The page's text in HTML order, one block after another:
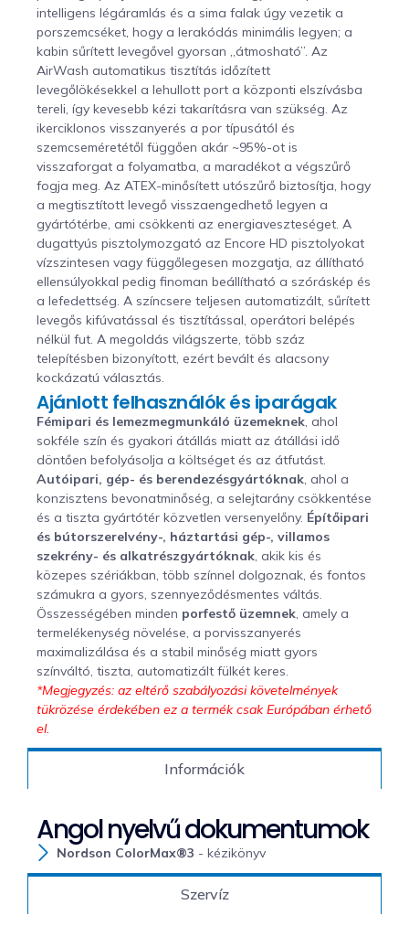
Információk
Szervíz
intelligens légáramlás és a sima falak úgy vezetik a
porszemcséket, hogy a lerakódás minimális legyen; a
kabin sűrített levegővel gyorsan „átmosható”. Az
AirWash automatikus tisztítás időzített
levegőlökésekkel a lehullott port a központi elszívásba
tereli, így kevesebb kézi takarításra van szükség. Az
ikerciklonos visszanyerés a por típusától és
szemcseméretétől függően akár ~95%-ot is
visszaforgat a folyamatba, a maradékot a végszűrő
fogja meg. Az ATEX-minősített utószűrő biztosítja, hogy
a megtisztított levegő visszaengedhető legyen a
gyártótérbe, ami csökkenti az energiaveszteséget. A
dugattyús pisztolymozgató az Encore HD pisztolyokat
vízszintesen vagy függőlegesen mozgatja, az állítható
ellensúlyokkal pedig finoman beállítható a szóráskép és
a lefedettség. A színcsere teljesen automatizált, sűrített
levegős kifúvatással és tisztítással, operátori belépés
nélkül fut. A megoldás világszerte, több száz
telepítésben bizonyított, ezért bevált és alacsony
kockázatú választás.
Ajánlott felhasználók és iparágak
Fémipari és lemezmegmunkáló üzemeknek , ahol
sokféle szín és gyakori átállás miatt az átállási idő
döntően befolyásolja a költséget és az átfutást.
Autóipari, gép- és berendezésgyártóknak , ahol a
konzisztens bevonatminőség, a selejtarány csökkentése
és a tiszta gyártótér közvetlen versenyelőny. Építőipari
és bútorszerelvény-, háztartási gép-, villamos
szekrény- és alkatrészgyártóknak , akik kis és
közepes szériákban, több színnel dolgoznak, és fontos
számukra a gyors, szennyeződésmentes váltás.
Összességében minden porfestő üzemnek , amely a
termelékenység növelése, a porvisszanyerés
maximalizálása és a stabil minőség miatt gyors
színváltó, tiszta, automatizált fülkét keres.
*Megjegyzés: az eltérő szabályozási követelmények
tükrözése érdekében ez a termék csak Európában érhető
el.
Angol nyelvű dokumentumok
Nordson ColorMax®3 - kézikönyv